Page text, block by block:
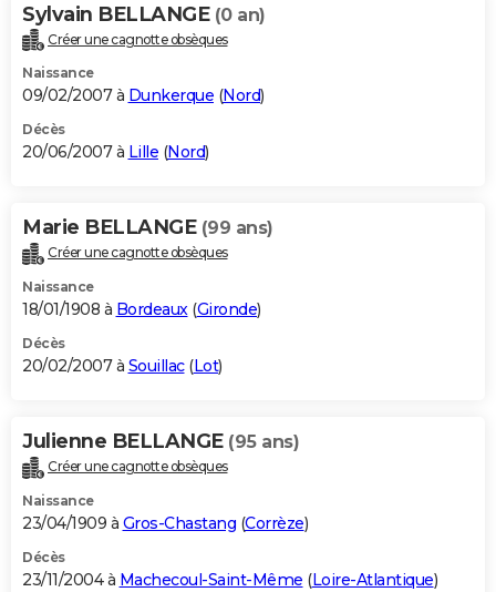
Sylvain BELLANGE (0 an)
Créer une cagnotte obsèques
Naissance
09/02/2007 à Dunkerque (Nord)
Décès
20/06/2007 à Lille (Nord)
Marie BELLANGE (99 ans)
Créer une cagnotte obsèques
Naissance
18/01/1908 à Bordeaux(Gironde)
Décès
20/02/2007 à Souillac(Lot)
Julienne BELLANGE (95 ans)
Créer une cagnotte obsèques
Naissance
23/04/1909 à Gros-Chastang (Corrèze)
Décès
23/11/2004 à Machecoul-Saint-Même (Loire-Atlantique)